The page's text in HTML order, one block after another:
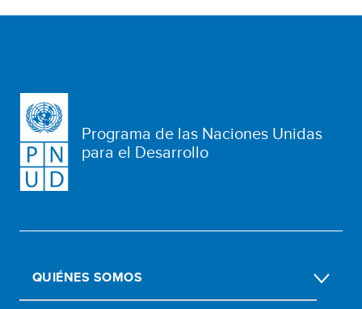
Programa de las Naciones Unidas
para el Desarrollo
QUIÉNES SOMOS